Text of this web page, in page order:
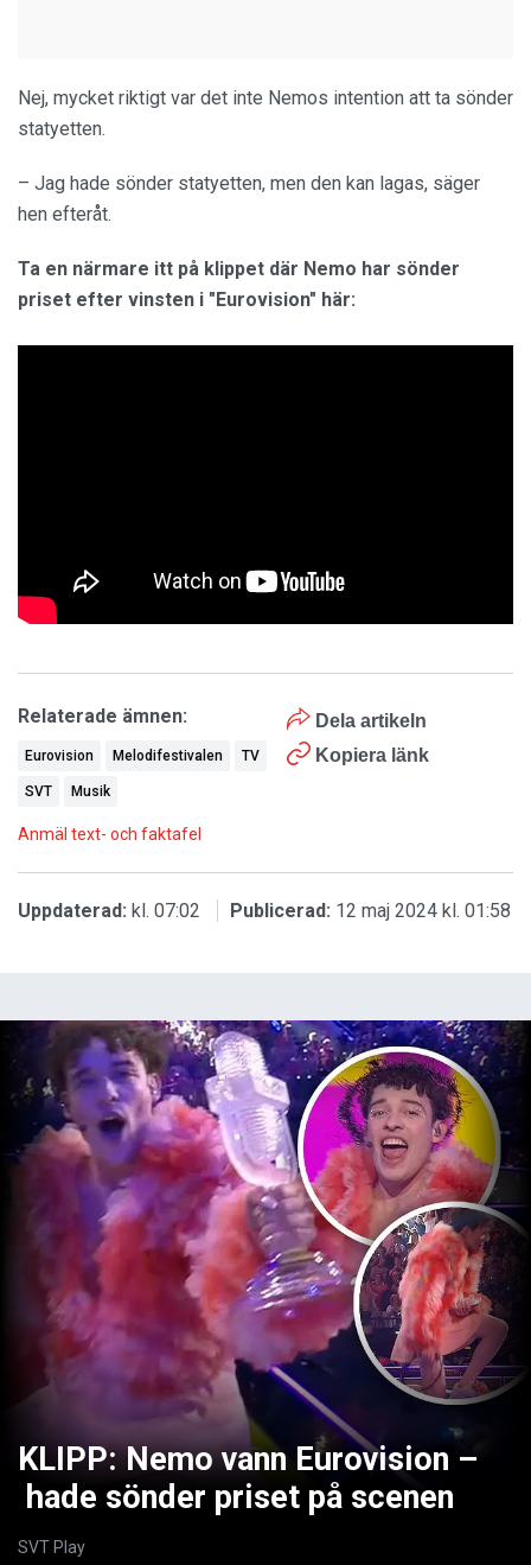
Nej, mycket riktigt var det inte Nemos intention att ta sönder
statyetten.
– Jag hade sönder statyetten, men den kan lagas, säger
hen efteråt.
Ta en närmare itt på klippet där Nemo har sönder
priset efter vinsten i "Eurovision" här:
Dela artikeln
Kopiera länk
Relaterade ämnen:
Eurovision Melodifestivalen TV
SVT Musik
Anmäl text- och faktafel
Uppdaterad: kl. 07:02 Publicerad: 12 maj 2024 kl. 01:58
KLIPP: Nemo vann Eurovision –
hade sönder priset på scenen
SVT Play